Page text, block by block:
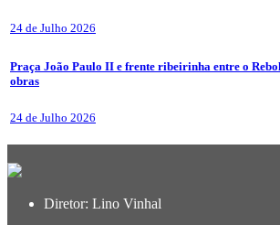
24 de Julho 2026
Praça João Paulo II e frente ribeirinha entre o
obras
24 de Julho 2026
Diretor: Lino Vinhal